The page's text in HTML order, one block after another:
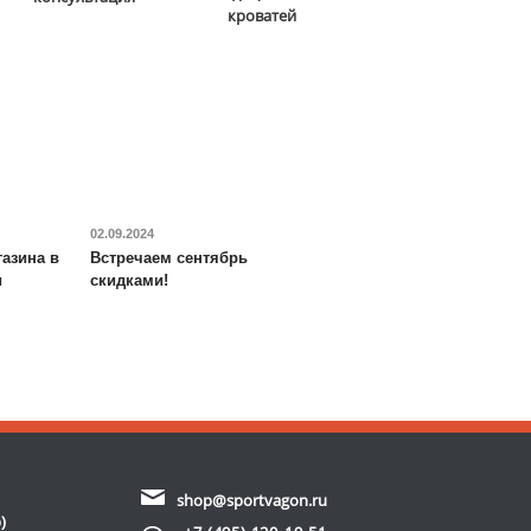
кроватей
в
02.09.2024
Встречаем сентябрь
скидками!
shop@sportvagon.ru